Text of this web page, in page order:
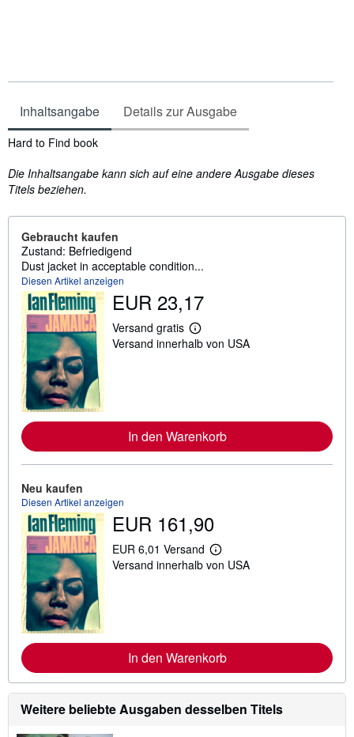
Inhaltsangabe Details zur Ausgabe
Inhaltsangabe
Hard to Find book
Die Inhaltsangabe kann sich auf eine andere Ausgabe dieses
Titels beziehen.
Gebraucht kaufen
Zustand: Befriedigend
Dust jacket in acceptable condition...
Diesen Artikel anzeigen
EUR 23,17
Versand gratis
W
e
f
o
r
o
n
e
n
z
a
n
d
t
Versand innerhalb von USA
In den Warenkorb
Neu kaufen
Diesen Artikel anzeigen
EUR 161,90
EUR 6,01 Versand
W
e
f
o
r
m
a
Versand innerhalb von USA
In den Warenkorb
Weitere beliebte Ausgaben desselben Titels